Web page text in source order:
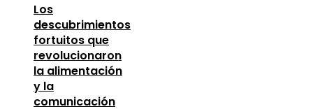
Los
descubrimientos
fortuitos que
revolucionaron
la alimentación
y la
comunicación